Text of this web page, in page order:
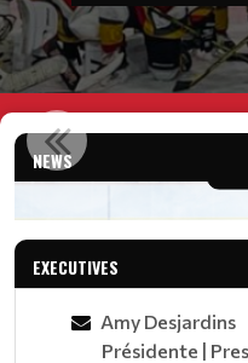
NEWS
AGA
EXECUTIVES
Amy Desjardins
Présidente |